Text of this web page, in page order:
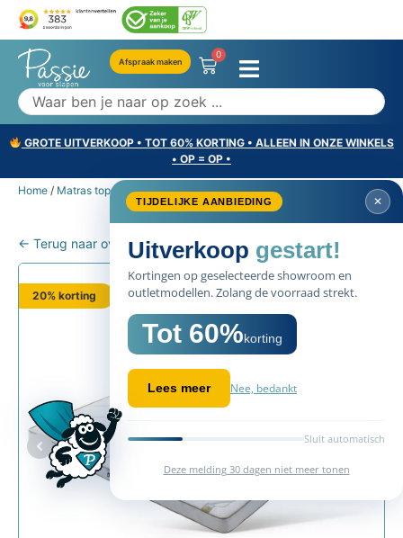
Afspraak maken
0
GROTE UITVERKOOP • TOT 60% KORTING • ALLEEN IN ONZE WINKELS
• OP = OP •
TIJDELIJKE AANBIEDING ✕
Uitverkoop gestart!
Kortingen op geselecteerde showroom en
outletmodellen. Zolang de voorraad strekt.
Tot 60%korting
Lees meer Nee, bedankt
Sluit automatisch
Deze melding 30 dagen niet meer tonen
Home / Matras toppers/ Auping Topper Prestige Rich
20% korting
← Terug naar overzicht